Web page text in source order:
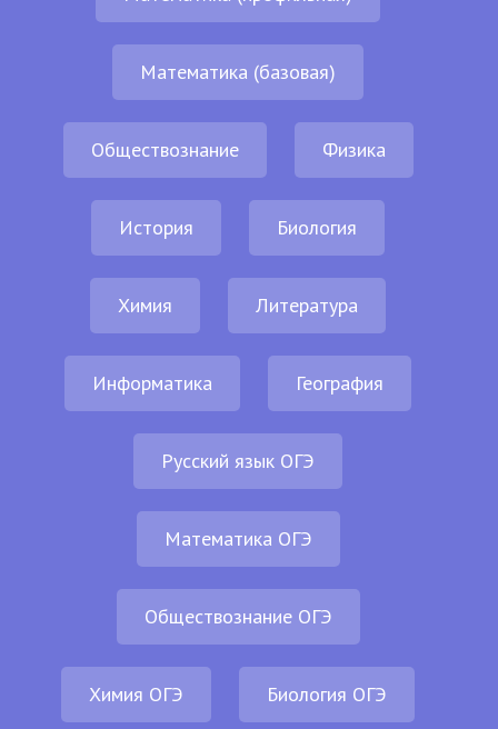
Математика (базовая)
Обществознание Физика
История Биология
Химия Литература
Информатика География
Русский язык ОГЭ
Математика ОГЭ
Обществознание ОГЭ
Химия ОГЭ Биология ОГЭ